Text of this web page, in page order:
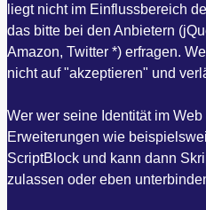
liegt nicht im Einflussbereich
das bitte bei den Anbietern
Amazon, Twitter *) erfragen.
nicht auf "akzeptieren" und
Wer wer seine Identität im
Erweiterungen wie
ScriptBlock und kann dann
zulassen oder eben